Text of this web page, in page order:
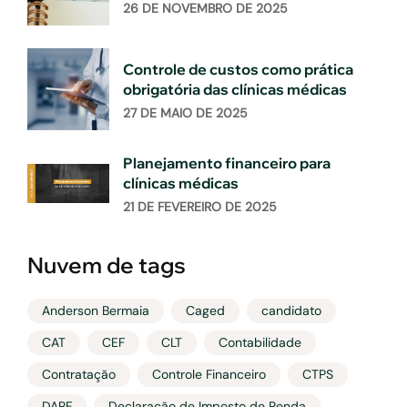
26 DE NOVEMBRO DE 2025
Controle de custos como prática
obrigatória das clínicas médicas
27 DE MAIO DE 2025
Planejamento financeiro para
clínicas médicas
21 DE FEVEREIRO DE 2025
Nuvem de tags
Anderson Bermaia Caged
candidato
CAT
CEF CLT
Contabilidade
Contratação
Controle Financeiro
CTPS